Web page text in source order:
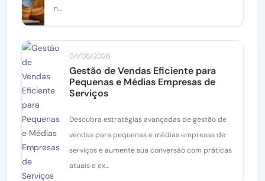
n...
04/08/2026
Gestão de Vendas Eficiente para
Pequenas e Médias Empresas de
Serviços
Descubra estratégias avançadas de gestão de
vendas para pequenas e médias empresas de
serviços e aumente sua conversão com práticas
atuais e ex...